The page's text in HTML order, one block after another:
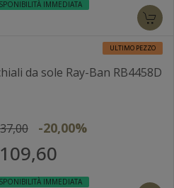
IMMEDIATA
ULTIMO PEZZO
da sole Ray-Ban RB4458D
-20,00%
IMMEDIATA